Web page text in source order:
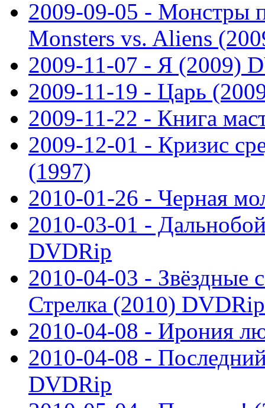
2009-09-05 - Монстры
Monsters vs. Aliens
2009-11-07 - Я (2009)
2009-11-19 - Царь
2009-11-22 - Книга
2009-12-01 - Кризис
(1997)
2010-01-26 - Черная
2010-03-01 -
DVDRip
2010-04-03 - Звёздные
Стрелка (2010) DVDRip
2010-04-08 - Ирония
2010-04-08 -
DVDRip